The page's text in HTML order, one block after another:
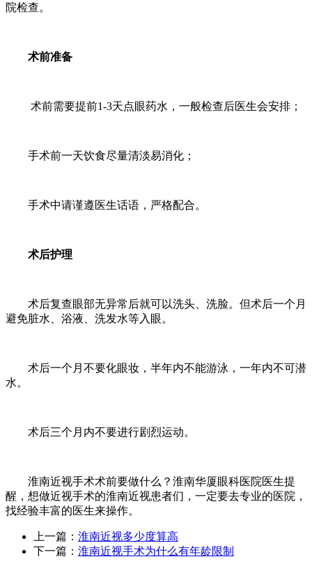
院检查。
术前准备
术前需要提前1-3天点眼药水，一般检查后医生会安排；
手术前一天饮食尽量清淡易消化；
手术中请谨遵医生话语，严格配合。
术后护理
术后复查眼部无异常后就可以洗头、洗脸。但术后一个月
避免脏水、浴液、洗发水等入眼。
术后一个月不要化眼妆，半年内不能游泳，一年内不可潜
水。
术后三个月内不要进行剧烈运动。
淮南近视手术术前要做什么？淮南华厦眼科医院医生提
醒，想做近视手术的淮南近视患者们，一定要去专业的医院，
找经验丰富的医生来操作。
上一篇： 淮南近视多少度算高
下一篇： 淮南近视手术为什么有年龄限制